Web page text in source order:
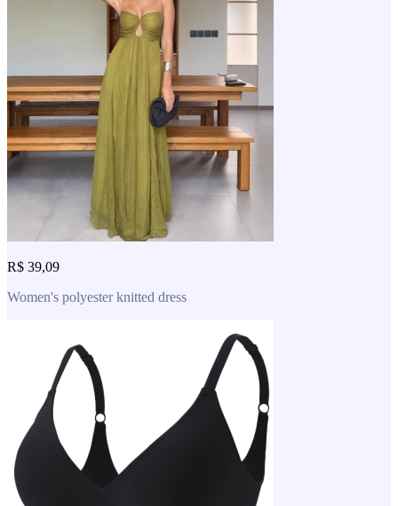
R$ 39,09
Women's polyester knitted dress